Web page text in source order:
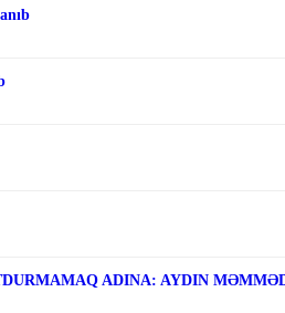
ADINA: AYDIN